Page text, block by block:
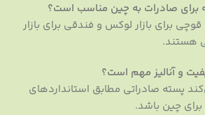
برای بازار لوکس و فندقی برای بازار
هستند.
پسته صادراتی مطابق استانداردهای
برای چین باشد.